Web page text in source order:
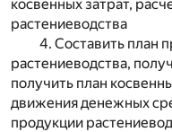
косвенных затрат,
растениеводства
4. Составить план
растениеводства,
получить план
движения денежных
продукции